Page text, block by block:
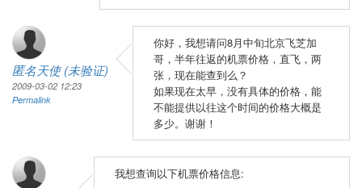
匿名天使 (未验证)
2009-03-02 12:23
Permalink
你好，我想请问8月中旬北京飞芝加
哥，半年往返的机票价格，直飞，两
张，现在能查到么？
如果现在太早，没有具体的价格，能
不能提供以往这个时间的价格大概是
多少。谢谢！
我想查询以下机票价格信息: